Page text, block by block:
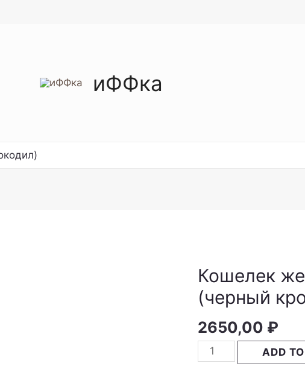
иФФка
Кошелек
(черный
2650,00 ₽
Кошелек
женский
ADD